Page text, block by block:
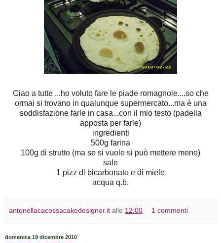
Ciao a tutte ...ho voluto fare le piade romagnole....so che
ormai si trovano in qualunque supermercato...ma è una
soddisfazione farle in casa...con il mio testo (padella
apposta per farle)
ingredienti
500g farina
100g di strutto (ma se si vuole si può mettere meno)
sale
1 pizz di bicarbonato e di miele
acqua q.b.
antonellacacossacakedesigner.it alle 12:00 1 commenti
domenica 19 dicembre 2010